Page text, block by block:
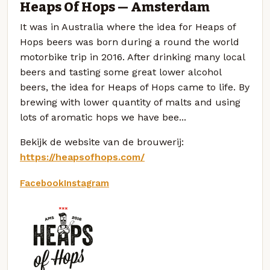
Heaps Of Hops — Amsterdam
It was in Australia where the idea for Heaps of
Hops beers was born during a round the world
motorbike trip in 2016. After drinking many local
beers and tasting some great lower alcohol
beers, the idea for Heaps of Hops came to life. By
brewing with lower quantity of malts and using
lots of aromatic hops we have bee...
Bekijk de website van de brouwerij:
https://heapsofhops.com/
FacebookInstagram